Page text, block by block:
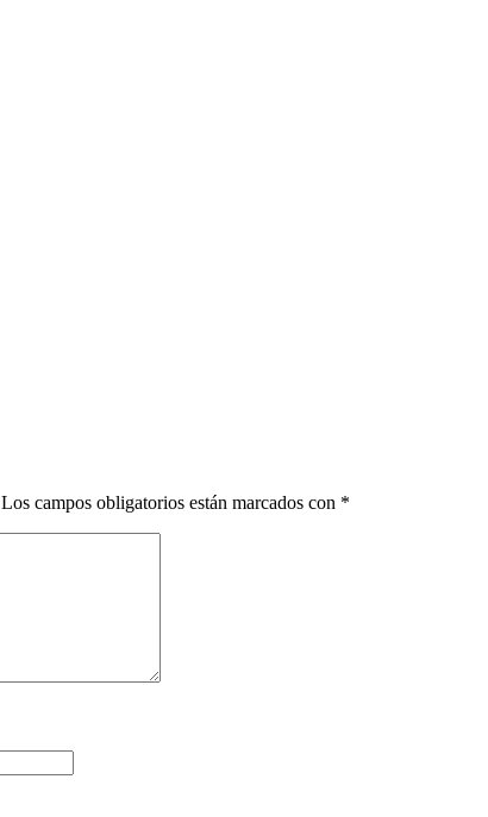
Los campos obligatorios están marcados con *